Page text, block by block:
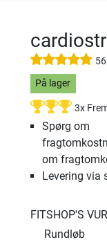
På lager
3x
Spørg om
om
Levering via
FITSHOP'S
Rundløb